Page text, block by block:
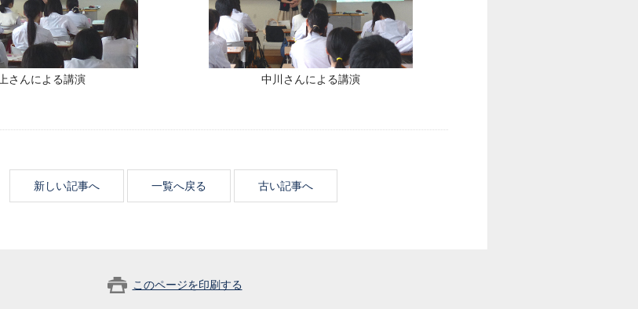
さんによる講演 中川さんによる講演
新しい記事へ 一覧へ戻る 古い記事へ
このページを印刷する